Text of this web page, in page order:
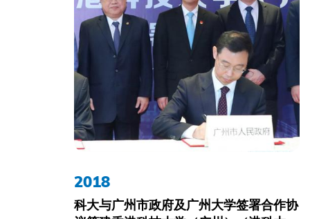
2018
科大与广州市政府及广州大学签署合作协